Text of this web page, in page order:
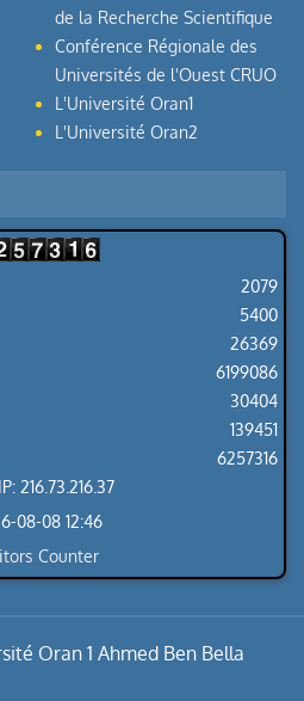
de la Recherche Scientifique
Conférence Régionale des
Universités de l'Ouest CRUO
L'Université Oran1
L'Université Oran2
2079
5400
26369
6199086
30404
139451
6257316
216.73.216.37
08-08 12:46
Counter
Oran 1 Ahmed Ben Bella